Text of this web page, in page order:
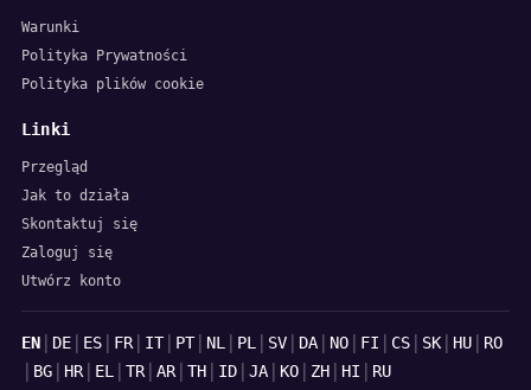
Warunki
Polityka Prywatności
Polityka plików cookie
Linki
Przegląd
Jak to działa
Skontaktuj się
Zaloguj się
Utwórz konto
Języki
EN| DE| ES| FR| IT| PT| NL | PL | SV| DA| NO| FI CS| SK| HU| RO
BG| HR| EL | TR| AR| TH| ID| JA| KO| ZH| HI RU